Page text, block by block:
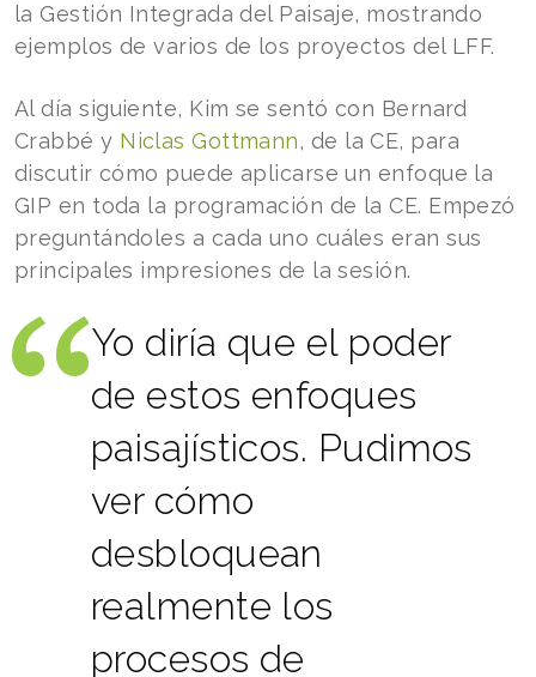
la Gestión Integrada del Paisaje, mostrando
ejemplos de varios de los proyectos del LFF.
Al día siguiente, Kim se sentó con Bernard
Crabbé y Niclas Gottmann, de la CE, para
discutir cómo puede aplicarse un enfoque la
GIP en toda la programación de la CE. Empezó
preguntándoles a cada uno cuáles eran sus
principales impresiones de la sesión.
Yo diría que el poder
de estos enfoques
paisajísticos. Pudimos
ver cómo
desbloquean
realmente los
procesos de